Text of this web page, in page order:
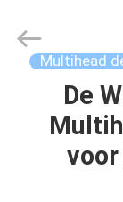
THUIS
Multihead
De